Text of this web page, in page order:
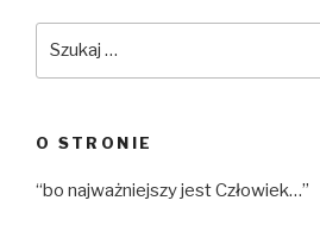
O STRONIE
“bo najważniejszy jest Człowiek…”